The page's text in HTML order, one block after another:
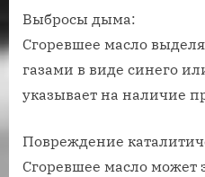
Выбросы дыма:
Сгоревшее масло
газами в виде синего
указывает на наличие
Повреждение
Сгоревшее масло может